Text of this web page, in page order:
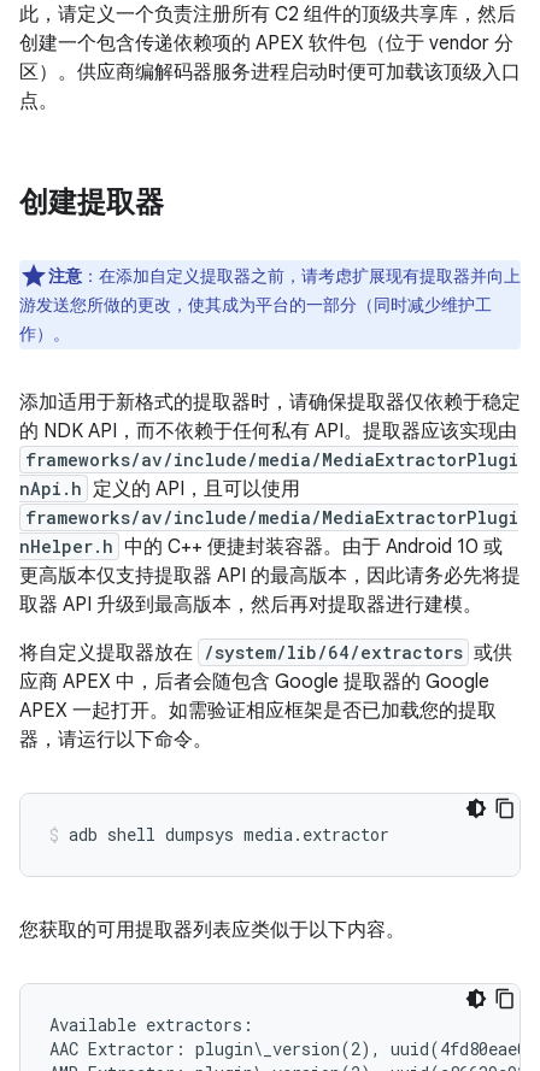
此，请定义一个负责注册所有 C2 组件的顶级共享库，然后
创建一个包含传递依赖项的 APEX 软件包（位于 vendor 分
区）。供应商编解码器服务进程启动时便可加载该顶级入口
点。
创建提取器
注意 ：在添加自定义提取器之前，请考虑扩展现有提取器并向上
游发送您所做的更改，使其成为平台的一部分（同时减少维护工
作）。
添加适用于新格式的提取器时，请确保提取器仅依赖于稳定
的 NDK API，而不依赖于任何私有 API。提取器应该实现由
frameworks/av/include/media/MediaExtractorPlugi
nApi.h 定义的 API，且可以使用
frameworks/av/include/media/MediaExtractorPlugi
nHelper.h 中的 C++ 便捷封装容器。由于 Android 10 或
更高版本仅支持提取器 API 的最高版本，因此请务必先将提
取器 API 升级到最高版本，然后再对提取器进行建模。
将自定义提取器放在 /system/lib/64/extractors 或供
应商 APEX 中，后者会随包含 Google 提取器的 Google
APEX 一起打开。如需验证相应框架是否已加载您的提取
器，请运行以下命令。
adb shell dumpsys media.extractor
您获取的可用提取器列表应类似于以下内容。
Available extractors:
AAC Extractor: plugin\_version(2),